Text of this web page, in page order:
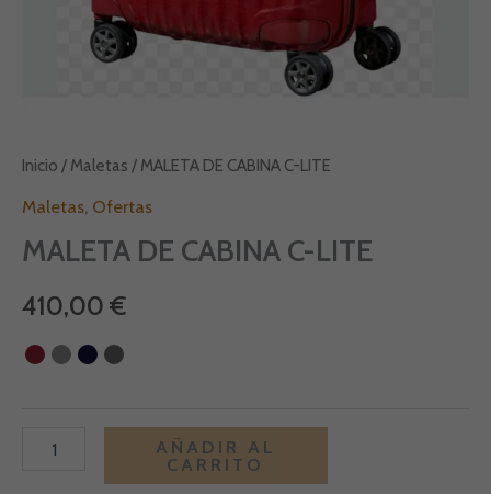
Inicio / Maletas / MALETA DE CABINA C-LITE
Maletas, Ofertas
MALETA DE CABINA C-LITE
410,00 €
AÑADIR AL
CARRITO